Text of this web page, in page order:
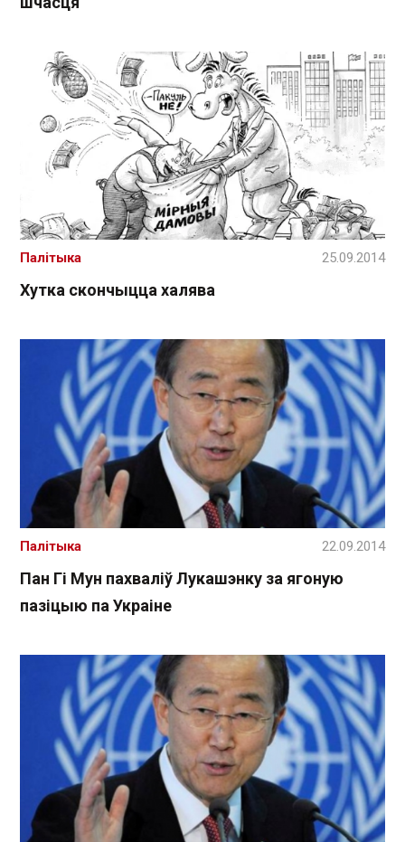
Хутка скончыцца халява
Палітыка 25.09.2014
Пан Гі Мун пахваліў Лукашэнку за ягоную
пазіцыю па Украіне
Палітыка 22.09.2014